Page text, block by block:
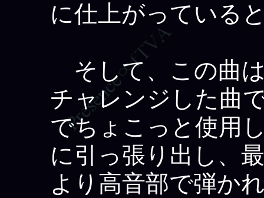
に仕上がっている
そして、この曲
チャレンジした曲
でちょこっと使用
に引っ張り出し、
より高音部で弾か